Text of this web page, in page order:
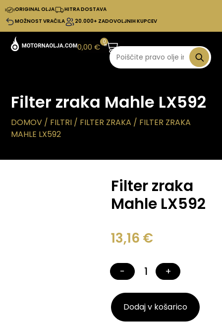
ORIGINAL OLJA
HITRA DOSTAVA
MOŽNOST VRAČILA
20.000+ ZADOVOLJNIH KUPCEV
0,00€
0
Filter zraka Mahle LX592
DOMOV / FILTRI / FILTER ZRAKA / FILTER ZRAKA
MAHLE LX592
Filter zraka
Mahle LX592
13,16 €
− +
Dodaj v košarico